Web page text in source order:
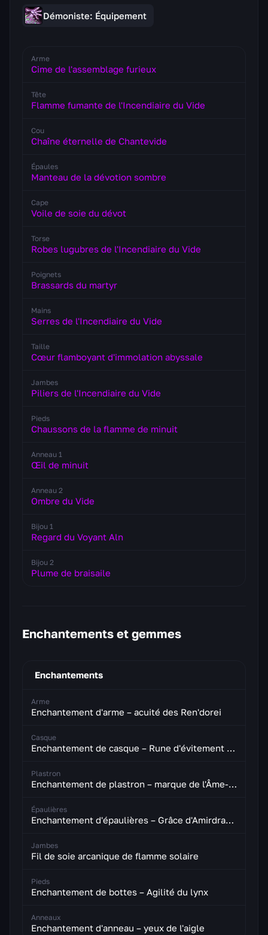
Démoniste: Équipement
Arme
Cime de l'assemblage furieux
Tête
Flamme fumante de l'Incendiaire du Vide
Cou
Chaîne éternelle de Chantevide
Épaules
Manteau de la dévotion sombre
Cape
Voile de soie du dévot
Torse
Robes lugubres de l'Incendiaire du Vide
Poignets
Brassards du martyr
Mains
Serres de l'Incendiaire du Vide
Taille
Cœur flamboyant d'immolation abyssale
Jambes
Piliers de l'Incendiaire du Vide
Pieds
Chaussons de la flamme de minuit
Anneau 1
Œil de minuit
Anneau 2
Ombre du Vide
Bijou 1
Regard du Voyant Aln
Bijou 2
Plume de braisaile
Enchantements et gemmes
Enchantements
Arme
Enchantement d'arme – acuité des Ren'dorei
Casque
Enchantement de casque – Rune d'évitement renforcée
Plastron
Enchantement de plastron – marque de l'Âme-monde
Épaulières
Enchantement d'épaulières – Grâce d'Amirdrassil
Jambes
Fil de soie arcanique de flamme solaire
Pieds
Enchantement de bottes – Agilité du lynx
Anneaux
Enchantement d'anneau – yeux de l'aigle